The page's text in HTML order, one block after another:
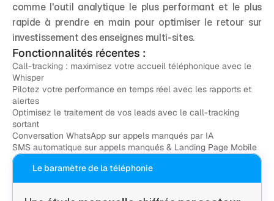
comme l'outil analytique le plus performant et le plus
rapide à prendre en main pour optimiser le retour sur
investissement des enseignes multi-sites.
Fonctionnalités récentes :
Call-tracking : maximisez votre accueil téléphonique avec le
Whisper
Pilotez votre performance en temps réel avec les rapports et
alertes
Optimisez le traitement de vos leads avec le call-tracking
sortant
Conversation WhatsApp sur appels manqués par IA
SMS automatique sur appels manqués & Landing Page Mobile
Le baramètre de la téléphonie